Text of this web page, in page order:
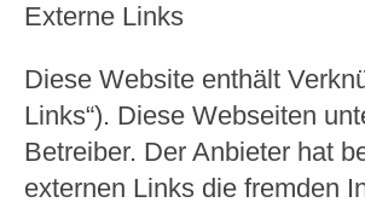
Externe Links
Diese Website enthält
Links“). Diese Webseiten
Betreiber. Der Anbieter hat
externen Links die fremden